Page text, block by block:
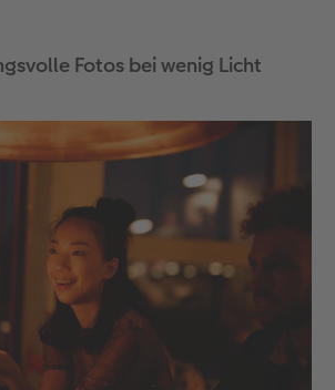
Fotos bei wenig Licht